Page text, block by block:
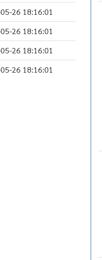
26 18:16:01
26 18:16:01
26 18:16:01
26 18:16:01